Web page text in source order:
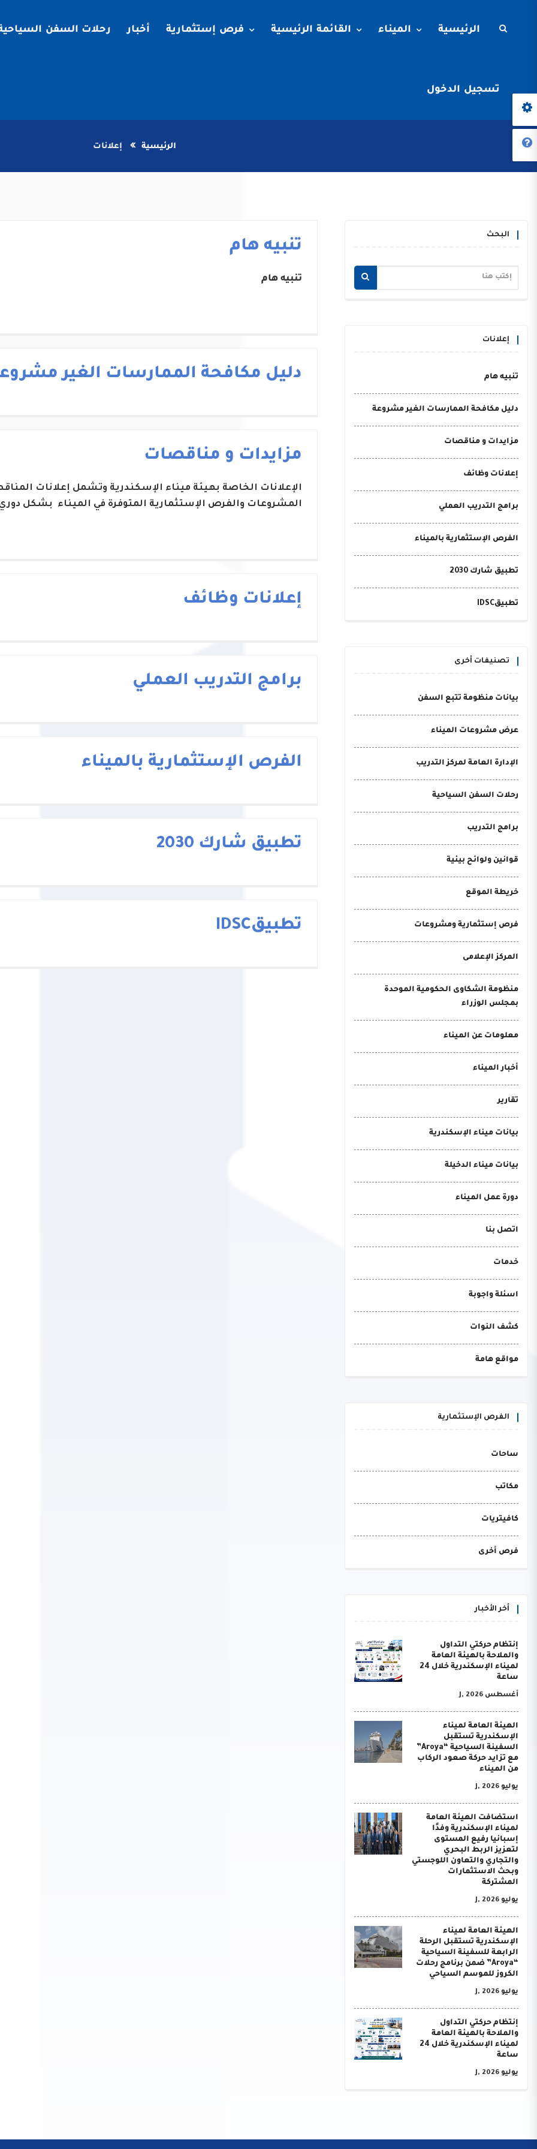
الرئيسية الميناء القائمة الرئيسية فرص إستثمارية أخبار رحلات السفن
تسجيل الدخول
الرئيسية إعلانات
البحث
إعلانات
تنبيه هام
دليل مكافحة الممارسات الغير مشروعة
مزايدات و مناقصات
إعلانات وظائف
برامج التدريب العملي
الفرص الإستثمارية بالميناء
تطبيق شارك 2030
تطبيقIDSC
تصنيفات أخرى
بيانات منظومة تتبع السفن
عرض مشروعات الميناء
الإدارة العامة لمركز التدريب
رحلات السفن السياحية
برامج التدريب
قوانين ولوائح بيئية
خريطة الموقع
فرص إستثمارية ومشروعات
المركز الإعلامى
منظومة الشكاوى الحكومية الموحدة
بمجلس الوزراء
معلومات عن الميناء
أخبار الميناء
تقارير
بيانات ميناء الإسكندرية
بيانات ميناء الدخيلة
دورة عمل الميناء
اتصل بنا
خدمات
اسئلة واجوبة
كشف النوات
مواقع هامة
الفرص الإستثمارية
ساحات
مكاتب
كافيتريات
فرص أخرى
أخر الأخبار
إنتظام حركتي التداول
والملاحة بالهيئة العامة
لميناء الإسكندرية خلال 24
ساعة
أغسطس J, 2026
الهيئة العامة لميناء
الإسكندرية تستقبل
السفينة السياحية “Aroya”
مع تزايد حركة صعود الركاب
من الميناء
يوليو J, 2026
استضافت الهيئة العامة
لميناء الإسكندرية وفدًا
إسبانيا رفيع المستوى
لتعزيز الربط البحري
والتجاري والتعاون اللوجستي
وبحث الاستثمارات
المشتركة
يوليو J, 2026
الهيئة العامة لميناء
الإسكندرية تستقبل الرحلة
الرابعة للسفينة السياحية
“Aroya” ضمن برنامج رحلات
الكروز للموسم السياحي
يوليو J, 2026
إنتظام حركتي التداول
والملاحة بالهيئة العامة
لميناء الإسكندرية خلال 24
ساعة
يوليو J, 2026
تنبيه هام
تنبيه هام
دليل مكافحة الممارسات الغير
مزايدات و مناقصات
الإعلانات الخاصة بهيئة ميناء الإسكندرية وتشمل إعلانات
المشروعات والفرص الإستثمارية المتوفرة في الميناء بشكل
إعلانات وظائف
برامج التدريب العملي
الفرص الإستثمارية بالميناء
تطبيق شارك 2030
تطبيقIDSC